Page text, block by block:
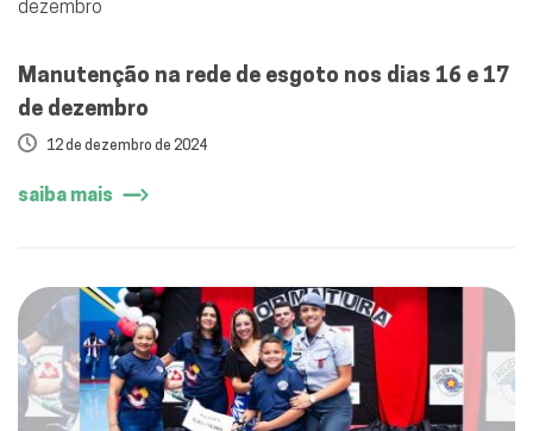
Manutenção na rede de esgoto nos dias 16 e 17
de dezembro
12 de dezembro de 2024
saiba mais